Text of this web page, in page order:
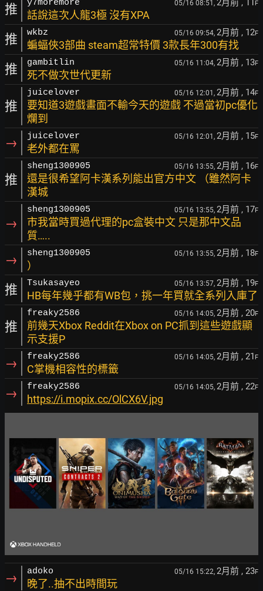
推 y7moremore 05/16 08:51, 2月前 , 11 F
話說這次人龍3極 沒有XPA
推 wkbz 05/16 09:54, 2月前 , 12F
蝙蝠俠3部曲 steam超常特價 3款長年300有找
推 gambitlin 05/16 11:04, 2月前 , 13F
死不做次世代更新
推
juicelover 05/16 12:01, 2月前 , 14F
要知道3遊戲畫面不輸今天的遊戲 不過當初pc優化
爛到
→ juicelover 05/16 12:01, 2月前 , 15F
老外都在罵
推
sheng1300905 05/16 13:55, 2月前 , 16F
還是很希望阿卡漢系列能出官方中文 （雖然阿卡
漢城
→
sheng1300905 05/16 13:55, 2月前 , 17F
市我當時買過代理的pc盒裝中文 只是那中文品
質…..
→ sheng1300905 05/16 13:55, 2月前 , 18F
）
推 Tsukasayeo 05/16 13:57, 2月前 , 19F
HB每年幾乎都有WB包，挑一年買就全系列入庫了
推
freaky2586 05/16 14:05, 2月前 , 20F
前幾天Xbox Reddit在Xbox on PC抓到這些遊戲顯
示支援P
→ freaky2586 05/16 14:05, 2月前 , 21 F
C掌機相容性的標籤
→ freaky2586 05/16 14:05, 2月前 , 22F
https://i.mopix.cc/OlCX6V.jpg
→ adoko 05/16 15:22, 2月前 , 23F
晚了..抽不出時間玩